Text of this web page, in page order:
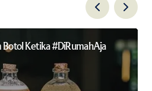
Botol Ketika #DiRumahAja